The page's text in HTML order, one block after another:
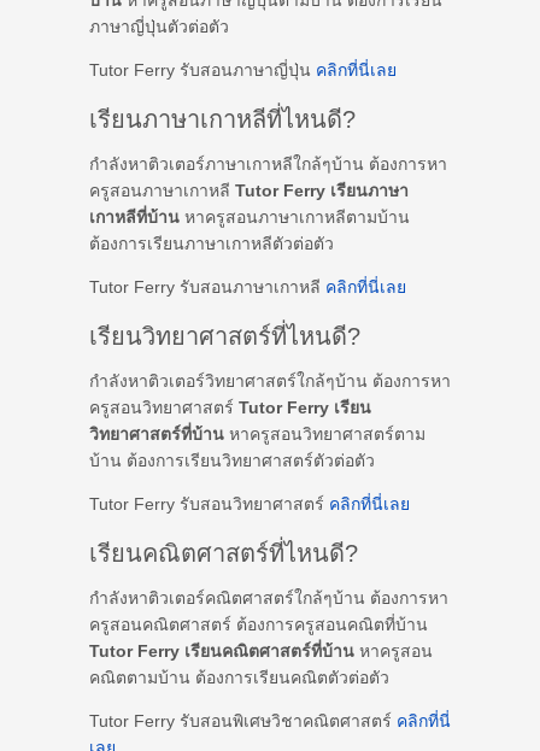
ภาษาญี่ปุ่นตัวต่อตัว
Tutor Ferry รับสอนภาษาญี่ปุ่น คลิกที่นี่เลย
เรียนภาษาเกาหลีที่ไหนดี?
กำลังหาติวเตอร์ภาษาเกาหลีใกล้ๆบ้าน ต้องการหา
ครูสอนภาษาเกาหลี Tutor Ferry เรียนภาษา
เกาหลีที่บ้าน หาครูสอนภาษาเกาหลีตามบ้าน
ต้องการเรียนภาษาเกาหลีตัวต่อตัว
Tutor Ferry รับสอนภาษาเกาหลี คลิกที่นี่เลย
เรียนวิทยาศาสตร์ที่ไหนดี?
กำลังหาติวเตอร์วิทยาศาสตร์ใกล้ๆบ้าน ต้องการหา
ครูสอนวิทยาศาสตร์ Tutor Ferry เรียน
วิทยาศาสตร์ที่บ้าน หาครูสอนวิทยาศาสตร์ตาม
บ้าน ต้องการเรียนวิทยาศาสตร์ตัวต่อตัว
Tutor Ferry รับสอนวิทยาศาสตร์ คลิกที่นี่เลย
เรียนคณิตศาสตร์ที่ไหนดี?
กำลังหาติวเตอร์คณิตศาสตร์ใกล้ๆบ้าน ต้องการหา
ครูสอนคณิตศาสตร์ ต้องการครูสอนคณิตที่บ้าน
Tutor Ferry เรียนคณิตศาสตร์ที่บ้าน หาครูสอน
คณิตตามบ้าน ต้องการเรียนคณิตตัวต่อตัว
Tutor Ferry รับสอนพิเศษวิชาคณิตศาสตร์ คลิกที่นี่
เลย